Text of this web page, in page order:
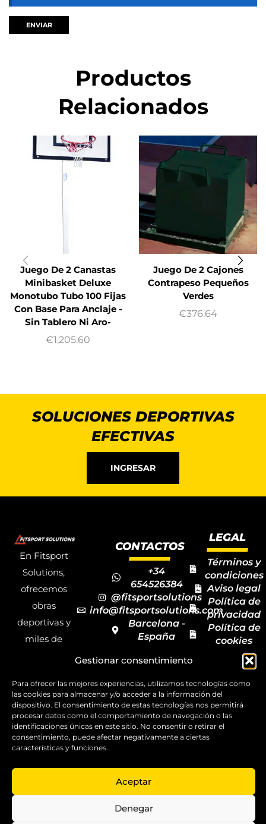
Gestionar consentimiento
Para ofrecer las mejores experiencias, utilizamos tecnologías como
las cookies para almacenar y/o acceder a la información del
dispositivo. El consentimiento de estas tecnologías nos permitirá
procesar datos como el comportamiento de navegación o las
identificaciones únicas en este sitio. No consentir o retirar el
consentimiento, puede afectar negativamente a ciertas
características y funciones.
Aceptar
Denegar
Productos
Relacionados
Juego De 2 Canastas
Minibasket Deluxe
Monotubo Tubo 100 Fijas
Con Base Para Anclaje -
Sin Tablero Ni Aro-
€1,205.60
Juego De 2 Cajones
Contrapeso Pequeños
Verdes
€376.64
SOLUCIONES DEPORTIVAS
EFECTIVAS
INGRESAR
En Fitsport
Solutions,
ofrecemos
obras
deportivas y
miles de
deportivos
para todas las
disciplinas,
garantizando
la calidad y el
Copyright ©
CONTACTOS
+34
654526384
@fitsportsolutions
info@fitsportsolutions.com
Barcelona -
España
de contacto
LEGAL
Términos y
condiciones
Aviso legal
Política de
privacidad
Política de
cookies
Mapa del
sitio